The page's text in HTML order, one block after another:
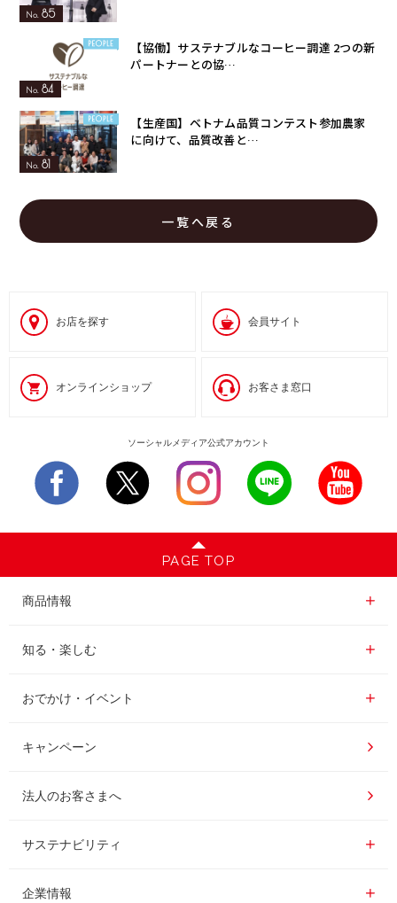
85
84
【協働】サステナブルなコーヒー調達 2つの新
パートナーとの協…
81
【生産国】ベトナム品質コンテスト参加農家
に向けて、品質改善と…
一覧へ戻る
お店を探す 会員サイト
オンラインショップ お客さま窓口
ソーシャルメディア公式アカウント
PAGE TOP
商品情報
商品情報一覧
レギュラーコーヒー
インスタントコーヒー
ドリンク
ドリップポッド
知る・楽しむ
知る・楽しむ一覧
おいしいコーヒーの淹れ方
コーヒー百科
レシピ
UCCラボ
UCCのコーヒーマガジン
おでかけ・イベント
おでかけ・イベント情報一覧
UCCコーヒー博物館
UCCコーヒーアカデミー
工場見学
東京ディズニーリゾート®︎
キャンペーン
法人のお客さまへ
サステナビリティ
サステナビリティ
企業情報
企業情報一覧